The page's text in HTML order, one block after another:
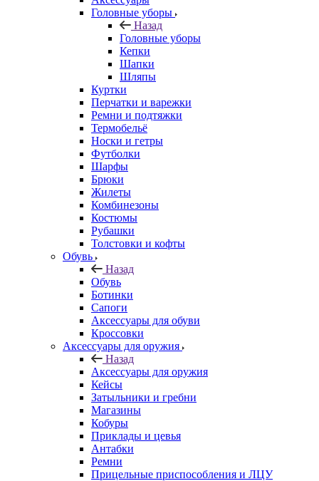
Головные уборы
Назад
Головные уборы
Кепки
Шапки
Шляпы
Куртки
Перчатки и варежки
Ремни и подтяжки
Термобельё
Носки и гетры
Футболки
Шарфы
Брюки
Жилеты
Комбинезоны
Костюмы
Рубашки
Толстовки и кофты
Обувь
Назад
Обувь
Ботинки
Сапоги
Аксессуары для обуви
Кроссовки
Аксессуары для оружия
Назад
Аксессуары для оружия
Кейсы
Затыльники и гребни
Магазины
Кобуры
Приклады и цевья
Антабки
Ремни
Прицельные приспособления и ЛЦУ